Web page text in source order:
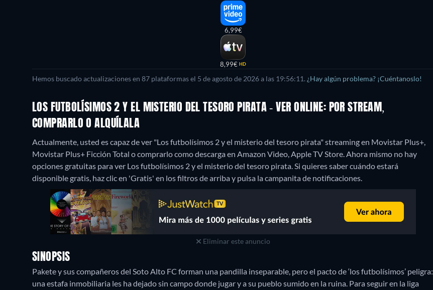
6,99€
8,99€ HD
Hemos buscado actualizaciones en 87 plataformas el 5 de agosto de 2026 a las 19:56:11. ¿Hay algún problema? ¡Cuéntanoslo!
LOS FUTBOLÍSIMOS 2 Y EL MISTERIO DEL TESORO PIRATA - VER ONLINE: POR STREAM,
COMPRARLO O ALQUÍLALA
Actualmente, usted es capaz de ver "Los futbolísimos 2 y el misterio del tesoro pirata" streaming en Movistar Plus+,
Movistar Plus+ Ficción Total o comprarlo como descarga en Amazon Video, Apple TV Store.Ahora mismo no hay
opciones gratuitas para ver Los futbolísimos 2 y el misterio del tesoro pirata. Si quieres saber cuándo estará
disponible gratis, haz clic en 'Gratis' en los filtros de arriba y pulsa la campanita de notificaciones.
Eliminar este anuncio
SINOPSIS
Pakete y sus compañeros del Soto Alto FC forman una pandilla inseparable, pero el pacto de ‘los futbolísimos’ peligra:
una estafa inmobiliaria les ha dejado sin campo donde jugar y a su pueblo sumido en la ruina. Para seguir en la liga